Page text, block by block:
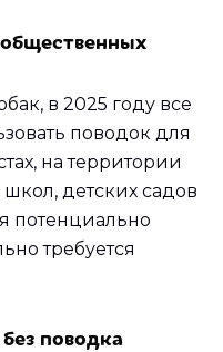
общественных
в 2025 году все
поводок для
на территории
детских садов
потенциально
требуется
поводка